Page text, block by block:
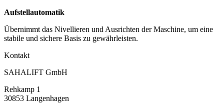
Aufstellautomatik
Übernimmt das Nivellieren und Ausrichten der Maschine, um eine
stabile und sichere Basis zu gewährleisten.
Kontakt
SAHALIFT GmbH
Rehkamp 1
30853 Langenhagen